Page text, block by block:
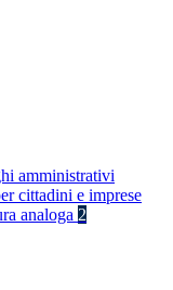
amministrativi
cittadini e imprese
analoga 2